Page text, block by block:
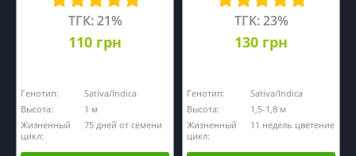
ТГК: 21%
110 грн
Генотип:
Sativa/Indica
Высота:
1 м
Жизненный
цикл:
75 дней от семени
ТГК: 23%
130 грн
Генотип:
Sativa/Indica
Высота:
1,5-1,8 м
Жизненный
цикл:
11 недель цветение